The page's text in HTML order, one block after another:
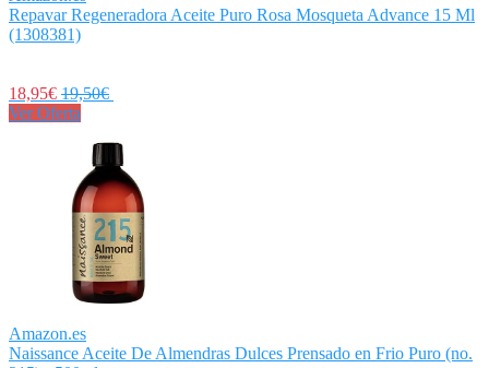
Repavar Regeneradora Aceite Puro Rosa Mosqueta Advance 15 Ml
(1308381)
18,95€ 19,50€
Ver Oferta
Amazon.es
Naissance Aceite De Almendras Dulces Prensado en Frio Puro (no.